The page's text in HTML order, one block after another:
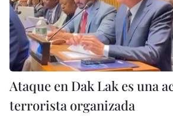
Ataque en Dak Lak es una
terrorista organizada